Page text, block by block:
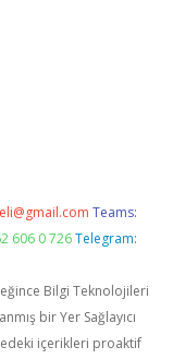
Teams:
606 0 726 Telegram:
Bilgi Teknolojileri
bir Yer Sağlayıcı
içerikleri proaktif